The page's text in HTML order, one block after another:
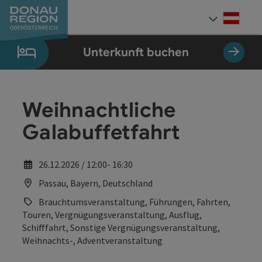
Zum Inhalt
Zur Navigation
Zum Seitenanfang
Zur Kontaktseite
Zum Impressum
Zur Startseite
Unterkunft buchen
Weihnachtliche
Galabuffetfahrt
26.12.2026 / 12:00- 16:30
Passau, Bayern, Deutschland
Brauchtumsveranstaltung, Führungen, Fahrten,
Touren, Vergnügungsveranstaltung, Ausflug,
Schifffahrt, Sonstige Vergnügungsveranstaltung,
Weihnachts-, Adventveranstaltung